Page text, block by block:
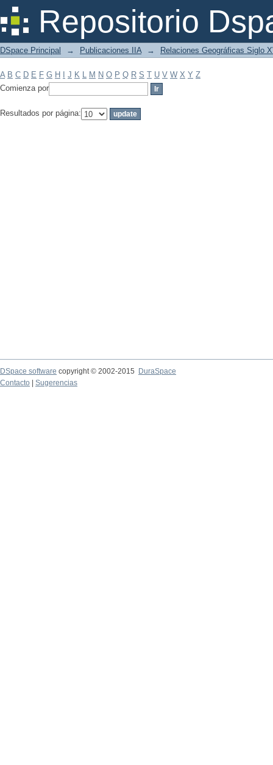
Repositorio
Filtrar por: Materia
DSpace Principal → Publicaciones IIA → Relaciones Geográficas Siglo
A B C D E F G H J K L M N O P Q R S T U V W X Y Z
Comienza por
Resultados por página:
DSpace software copyright © 2002-2015
DuraSpace
Contacto
Sugerencias